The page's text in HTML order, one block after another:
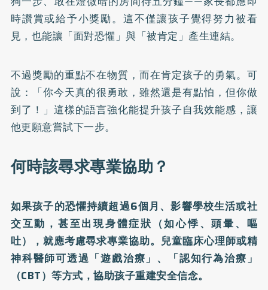
時讚賞或給予小獎勵。這不僅讓孩子覺得努力被看
見，也能讓「面對恐懼」與「被肯定」產生連結。
不過獎勵的重點不在物質，而在肯定孩子的勇氣。可
說：「你今天真的很勇敢，雖然還是有點怕，但你做
到了！」這樣的語言強化能提升孩子自我效能感，讓
他更願意嘗試下一步。
何時該尋求專業協助？
如果孩子的恐懼持續超過6個月、影響學校生活或社
交互動，甚至出現身體症狀（如心悸、頭暈、嘔
吐），就應考慮尋求專業協助。兒童臨床心理師或精
神科醫師可透過「遊戲治療」、「認知行為治療」
（CBT）等方式，協助孩子重建安全信念。